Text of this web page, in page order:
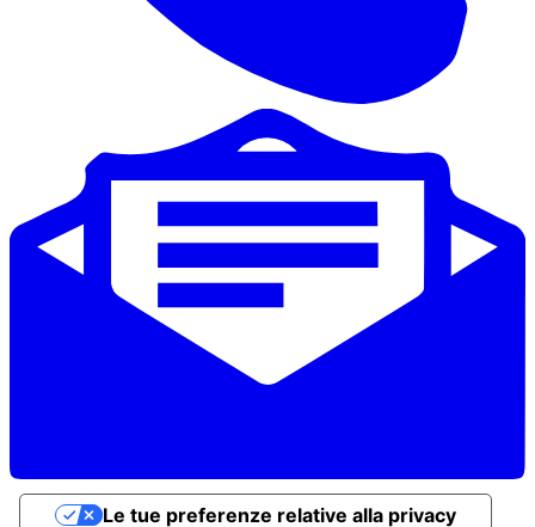
Le tue preferenze relative alla privacy